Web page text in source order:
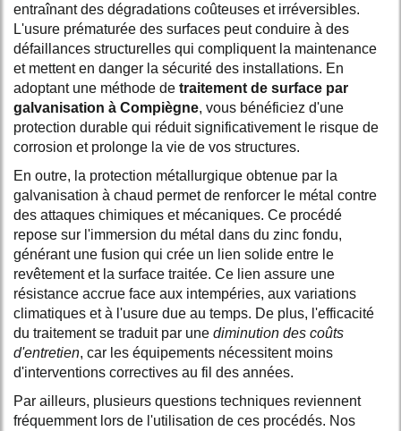
entraînant des dégradations coûteuses et irréversibles.
L'usure prématurée des surfaces peut conduire à des
défaillances structurelles qui compliquent la maintenance
et mettent en danger la sécurité des installations. En
adoptant une méthode de traitement de surface par
galvanisation à Compiègne, vous bénéficiez d'une
protection durable qui réduit significativement le risque de
corrosion et prolonge la vie de vos structures.
En outre, la protection métallurgique obtenue par la
galvanisation à chaud permet de renforcer le métal contre
des attaques chimiques et mécaniques. Ce procédé
repose sur l'immersion du métal dans du zinc fondu,
générant une fusion qui crée un lien solide entre le
revêtement et la surface traitée. Ce lien assure une
résistance accrue face aux intempéries, aux variations
climatiques et à l'usure due au temps. De plus, l'efficacité
du traitement se traduit par une diminution des coûts
d'entretien, car les équipements nécessitent moins
d'interventions correctives au fil des années.
Par ailleurs, plusieurs questions techniques reviennent
fréquemment lors de l'utilisation de ces procédés. Nos